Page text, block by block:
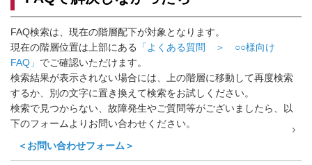
FAQ検索は、現在の階層配下が対象となります。
現在の階層位置は上部にある
「よくある質問 ＞ ○○様向け
FAQ」 でご確認いただけます。
検索結果が表示されない場合には、上の階層に移動して再度検索
するか、別の文字に置き換えて検索をお試しください。
検索で見つからない、故障発生やご質問等がございましたら、以
下のフォームよりお問い合わせください。
＜お問い合わせフォーム＞